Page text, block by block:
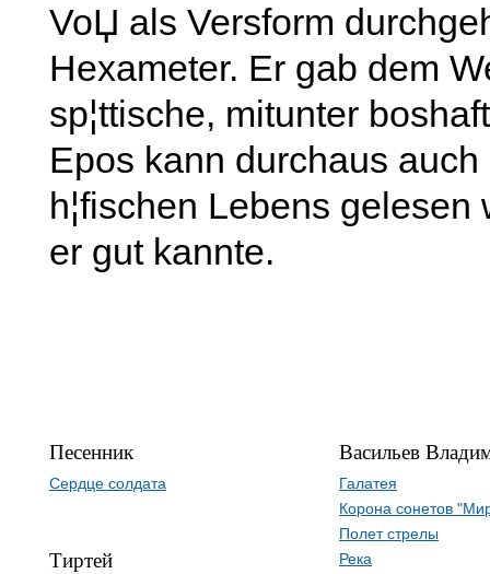
VoЏ als Versform
Hexameter. Er gab dem
sp¦ttische, mitunter
Epos kann durchaus
h¦fischen Lebens gelesen
er gut kannte.
Песенник
Сердце солдата
Тиртей
Васильев
Галатея
Корона сонетов
Полет стрелы
Река